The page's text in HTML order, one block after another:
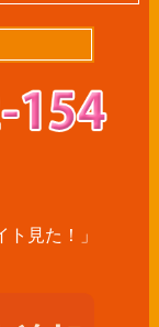
見た！」